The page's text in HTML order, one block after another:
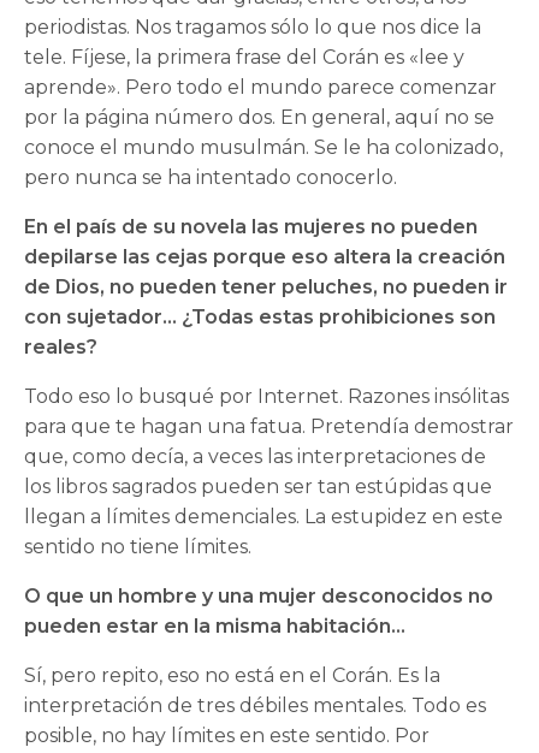
periodistas. Nos tragamos sólo lo que nos dice la
tele. Fíjese, la primera frase del Corán es «lee y
aprende». Pero todo el mundo parece comenzar
por la página número dos. En general, aquí no se
conoce el mundo musulmán. Se le ha colonizado,
pero nunca se ha intentado conocerlo.
En el país de su novela las mujeres no pueden
depilarse las cejas porque eso altera la creación
de Dios, no pueden tener peluches, no pueden ir
con sujetador… ¿Todas estas prohibiciones son
reales?
Todo eso lo busqué por Internet. Razones insólitas
para que te hagan una fatua. Pretendía demostrar
que, como decía, a veces las interpretaciones de
los libros sagrados pueden ser tan estúpidas que
llegan a límites demenciales. La estupidez en este
sentido no tiene límites.
O que un hombre y una mujer desconocidos no
pueden estar en la misma habitación…
Sí, pero repito, eso no está en el Corán. Es la
interpretación de tres débiles mentales. Todo es
posible, no hay límites en este sentido. Por